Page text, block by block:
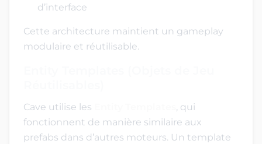
d’interface
Cette architecture maintient un gameplay
modulaire et réutilisable.
Cave utilise les
, qui
fonctionnent de manière similaire aux
prefabs dans d’autres moteurs. Un template